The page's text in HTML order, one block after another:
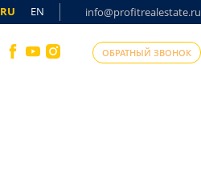
RU EN info@profitrealestate.ru
ОБРАТНЫЙ ЗВОНОК